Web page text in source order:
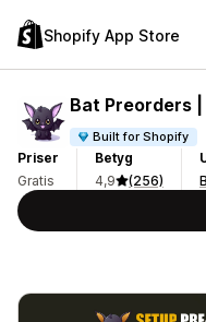
Shopify App Store
Bat Preorders
Built for Shopify
Priser
Gratis
Betyg
4,9
(256)